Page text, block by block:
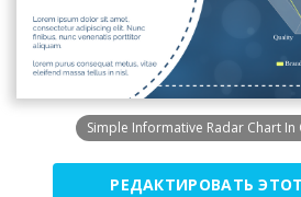
Simple Informative Radar Chart
РЕДАКТИРОВАТЬ